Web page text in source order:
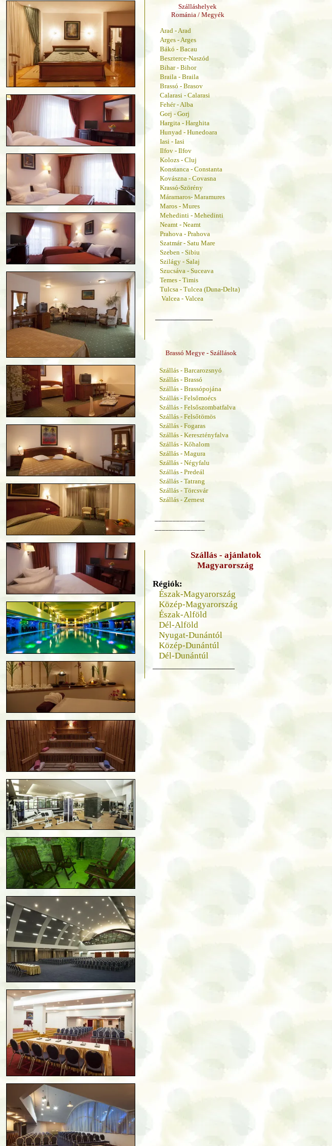
Szálláshelyek
Románia / Megyék
Arad - Arad
Arges - Arges
Bákó - Bacau
Beszterce-Naszód
Bihar - Bihor
Braila - Braila
Brassó - Brasov
Calarasi - Calarasi
Fehér - Alba
Gorj - Gorj
Hargita - Harghita
Hunyad - Hunedoara
Iasi - Iasi
Ilfov - Ilfov
Kolozs - Cluj
Konstanca - Constanta
Kovászna - Covasna
Krassó-Szörény
Máramaros- Maramures
Maros - Mures
Mehedinti - Mehedinti
Neamt - Neamt
Prahova - Prahova
Szatmár - Satu Mare
Szeben - Sibiu
Szilágy - Salaj
Szucsáva - Suceava
Temes - Timis
Tulcsa - Tulcea (Duna-Delta)
Valcea - Valcea
Brassó Megye - Szállások
Szállás - Barcarozsnyó
Szállás - Brassó
Szállás - Brassópojána
Szállás - Felsőmoécs
Szállás - Felsőszombatfalva
Szállás - Felsőtömös
Szállás - Fogaras
Szállás - Keresztényfalva
Szállás - Kőhalom
Szállás - Magura
Szállás - Négyfalu
Szállás - Predeál
Szállás - Tatrang
Szállás - Törcsvár
Szállás - Zernest
Szállás - ajánlatok
Magyarország
Régiók:
Észak-Magyarország
Közép-Magyarország
Észak-Alföld
Dél-Alföld
Nyugat-Dunántól
Közép-Dunántúl
Dél-Dunántúl